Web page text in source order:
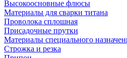
Высокоосновные флюсы
Материалы для сварки титана
Проволока сплошная
Присадочные прутки
Материалы специального
Строжка и резка